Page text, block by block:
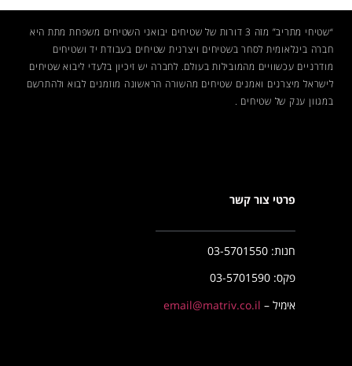
“שטיחי מתריב” מזה 3 דורות של שטיחים יבואני השטיחים משפחת מתת היא
חברה בינלאומית לסחר בשטיחים ויצרנית שטיחים בעבודת יד ושטיחים
מודרניים עכשוויים מהמובילות בעולם. לחברה יש זיכיון בלעדי ליבוא שטיחים
לישראל מיצרנים ואמנים שטיחים מהשורה הראשונה מוזמנים לבוא ולהתרשם
במגוון ענק של שטיחים .
פרטי צור קשר
חנות: 03-5701550
פקס: 03-5701590
אימיל – email@matriv.co.il